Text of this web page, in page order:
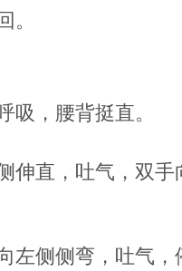
。
吸，腰背挺直。
伸直，吐气，双
左侧侧弯，吐气，